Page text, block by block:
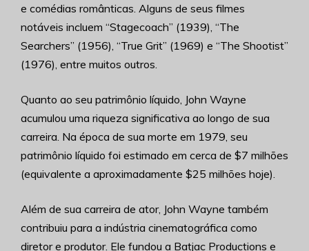
e comédias românticas. Alguns de seus filmes
notáveis incluem “Stagecoach” (1939), “The
Searchers” (1956), “True Grit” (1969) e “The Shootist”
(1976), entre muitos outros.
Quanto ao seu patrimônio líquido, John Wayne
acumulou uma riqueza significativa ao longo de sua
carreira. Na época de sua morte em 1979, seu
patrimônio líquido foi estimado em cerca de $7 milhões
(equivalente a aproximadamente $25 milhões hoje).
Além de sua carreira de ator, John Wayne também
contribuiu para a indústria cinematográfica como
diretor e produtor. Ele fundou a Batjac Productions e